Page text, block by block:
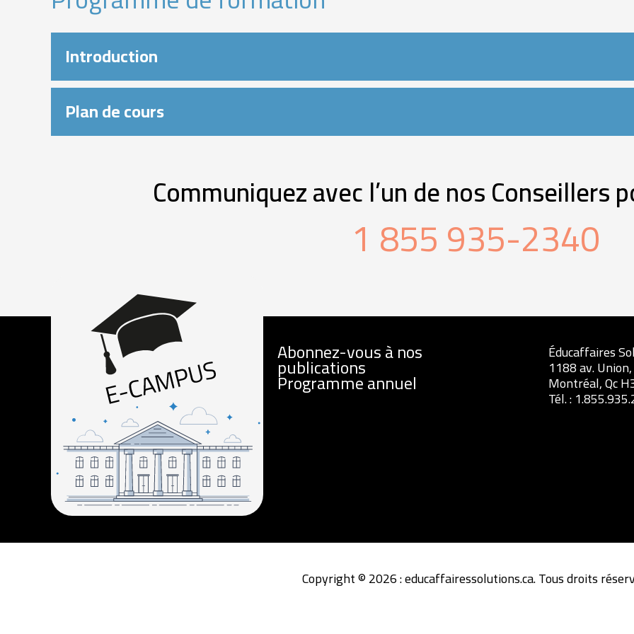
Introduction
Plan de cours
Communiquez avec l’un de nos Conseillers
1 855 935-2340
Abonnez-vous à nos
publications
Programme annuel
Éducaffaires
1188 av.
Montréal, Qc
Tél. :
Copyright © 2026 : educaffairessolutions.ca. Tous droits